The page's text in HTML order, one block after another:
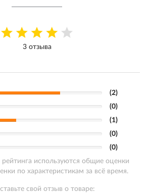
3 отзыва
(2)
(0)
(1)
(0)
(0)
рейтинга используются общие оценки
по характеристикам за всё время.
свой отзыв о товаре: